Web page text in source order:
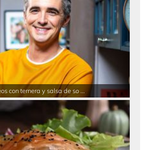
con ternera y salsa de so ...